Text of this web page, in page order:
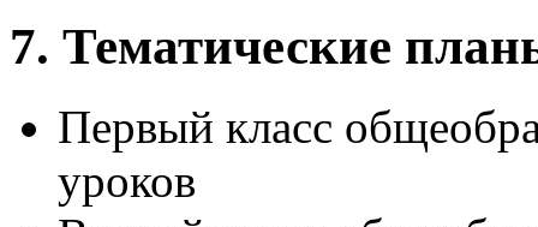
7. Тематические
Первый класс
уроков